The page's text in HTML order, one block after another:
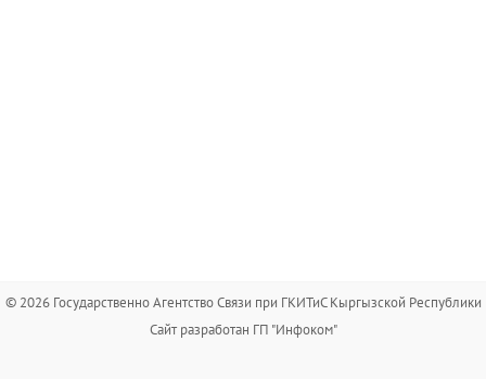
© 2026 Государственно Агентство Связи при ГКИТиС Кыргызской Республики
Сайт разработан ГП "Инфоком"